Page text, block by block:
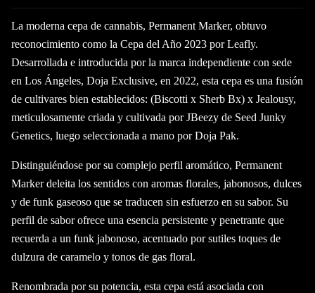
La moderna cepa de cannabis, Permanent Marker, obtuvo
reconocimiento como la Cepa del Año 2023 por Leafly.
Desarrollada e introducida por la marca independiente con sede
en Los Ángeles, Doja Exclusive, en 2022, esta cepa es una fusión
de cultivares bien establecidos: (Biscotti x Sherb Bx) x Jealousy,
meticulosamente criada y cultivada por JBeezy de Seed Junky
Genetics, luego seleccionada a mano por Doja Pak.
Distinguiéndose por su complejo perfil aromático, Permanent
Marker deleita los sentidos con aromas florales, jabonosos, dulces
y de funk gaseoso que se traducen sin esfuerzo en su sabor. Su
perfil de sabor ofrece una esencia persistente y penetrante que
recuerda a un funk jabonoso, acentuado por sutiles toques de
dulzura de caramelo y tonos de gas floral.
Renombrada por su potencia, esta cepa está asociada con